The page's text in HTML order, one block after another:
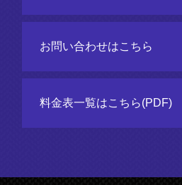
お問い合わせはこちら
料金表一覧はこちら(PDF)